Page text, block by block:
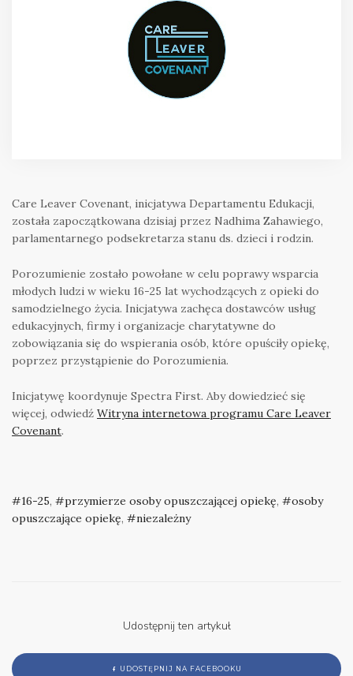
Care Leaver Covenant, inicjatywa Departamentu Edukacji,
została zapoczątkowana dzisiaj przez Nadhima Zahawiego,
parlamentarnego podsekretarza stanu ds. dzieci i rodzin.
Porozumienie zostało powołane w celu poprawy wsparcia
młodych ludzi w wieku 16-25 lat wychodzących z opieki do
samodzielnego życia. Inicjatywa zachęca dostawców usług
edukacyjnych, firmy i organizacje charytatywne do
zobowiązania się do wspierania osób, które opuściły opiekę,
poprzez przystąpienie do Porozumienia.
Inicjatywę koordynuje Spectra First. Aby dowiedzieć się
więcej, odwiedź Witryna internetowa programu Care Leaver
Covenant.
16-25, przymierze osoby opuszczającej opiekę,
osoby
opuszczające opiekę, niezależny
Udostępnij ten artykuł
UDOSTĘPNIJ NA FACEBOOKU